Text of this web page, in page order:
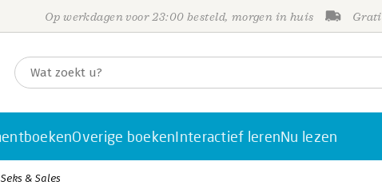
Op werkdagen voor 23:00 besteld, morgen in huis
Overige boekenInteractief lerenNu lezen
Seks & Sales